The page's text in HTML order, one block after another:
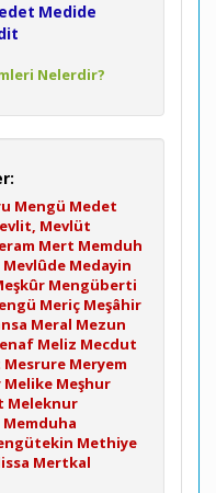
Medide
Nelerdir?
Mengü Medet
Mevlüt
Mert Memduh
Mevlûde Medayin
Mengüberti
Meriç Meşâhir
Meral Mezun
Meliz Mecdut
Mesrure Meryem
Melike Meşhur
Meleknur
Memduha
Methiye
Mertkal